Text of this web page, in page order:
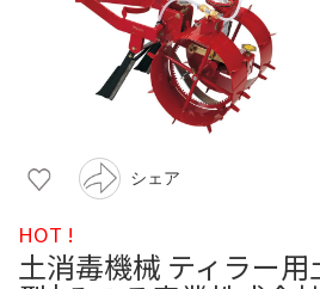
シェア
HOT !
土消毒機械 ティラー